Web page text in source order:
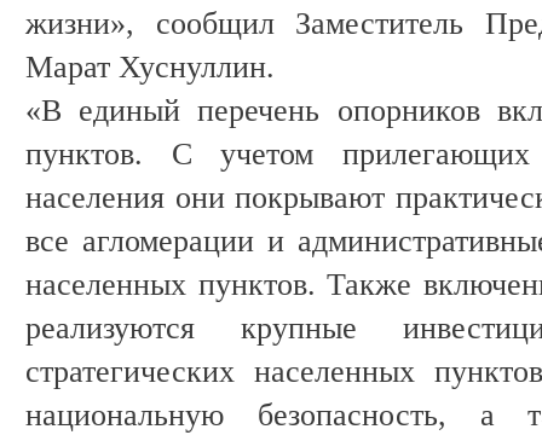
жизни», сообщил Заместитель
Марат Хуснуллин.
«В единый перечень опорников
пунктов. С учетом
населения они покрывают
все агломерации и
населенных пунктов. Также
реализуются крупные
стратегических населенных
национальную безопасность, а